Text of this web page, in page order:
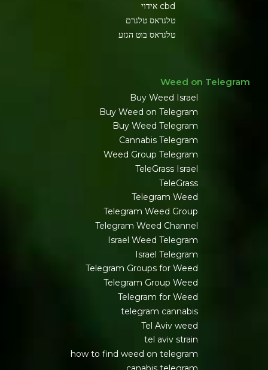
cbd אידוי
טלגראס טלגרם
טלגראס בוט הגזע
Weed on Telegram
Buy Weed Israel
Buy Weed on Telegram
Buy Weed Telegram
Cannabis Telegram
Weed Group Telegram
TeleGrass Israel
TeleGrass
Telegram Weed
Telegram Weed Group
Telegram Weed Channel
Israel Weed Telegram
Israel Telegram
Telegram Groups for Weed
Telegram Group Weed
Telegram for Weed
telegram cannabis
Tel Aviv weed
tel aviv strain
how to find weed on telegram